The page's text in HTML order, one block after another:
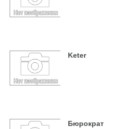
Keter
Бюрократ